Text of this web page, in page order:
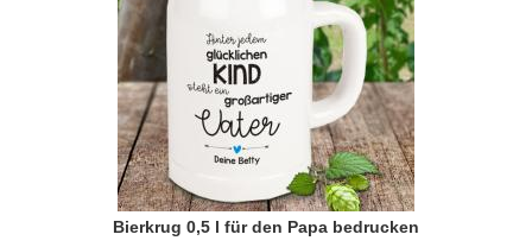
Bierkrug 0,5 l für den Papa bedrucken